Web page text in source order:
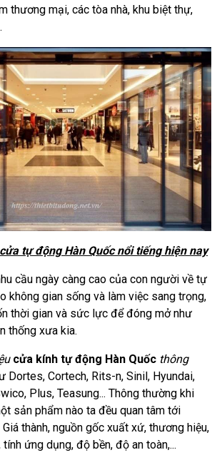
thương mại, các tòa nhà, khu biệt thự,
tự động Hàn Quốc nổi tiếng hiện nay
cầu ngày càng cao của con người về tự
không gian sống và làm việc sang trọng,
thời gian và sức lực để đóng mở như
thống xưa kia.
cửa kính tự động Hàn Quốc thông
Dortes, Cortech, Rits-n, Sinil, Hyundai,
Plus, Teasung... Thông thường khi
sản phẩm nào ta đều quan tâm tới
thành, nguồn gốc xuất xứ, thương hiệu,
ứng dụng, độ bền, độ an toàn,...